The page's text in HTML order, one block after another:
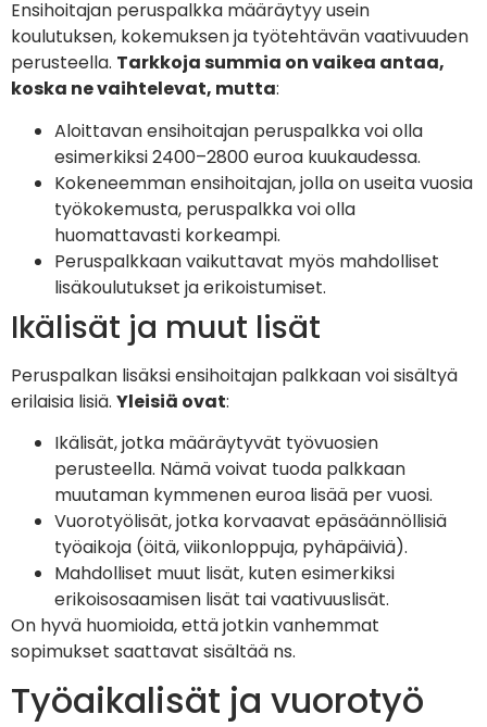
Ensihoitajan peruspalkka määräytyy usein
koulutuksen, kokemuksen ja työtehtävän vaativuuden
perusteella. Tarkkoja summia on vaikea antaa,
koska ne vaihtelevat, mutta:
Aloittavan ensihoitajan peruspalkka voi olla
esimerkiksi 2400–2800 euroa kuukaudessa.
Kokeneemman ensihoitajan, jolla on useita vuosia
työkokemusta, peruspalkka voi olla
huomattavasti korkeampi.
Peruspalkkaan vaikuttavat myös mahdolliset
lisäkoulutukset ja erikoistumiset.
Ikälisät ja muut lisät
Peruspalkan lisäksi ensihoitajan palkkaan voi sisältyä
erilaisia lisiä. Yleisiä ovat:
Ikälisät, jotka määräytyvät työvuosien
perusteella. Nämä voivat tuoda palkkaan
muutaman kymmenen euroa lisää per vuosi.
Vuorotyölisät, jotka korvaavat epäsäännöllisiä
työaikoja (öitä, viikonloppuja, pyhäpäiviä).
Mahdolliset muut lisät, kuten esimerkiksi
erikoisosaamisen lisät tai vaativuuslisät.
On hyvä huomioida, että jotkin vanhemmat
sopimukset saattavat sisältää ns.
Työaikalisät ja vuorotyö